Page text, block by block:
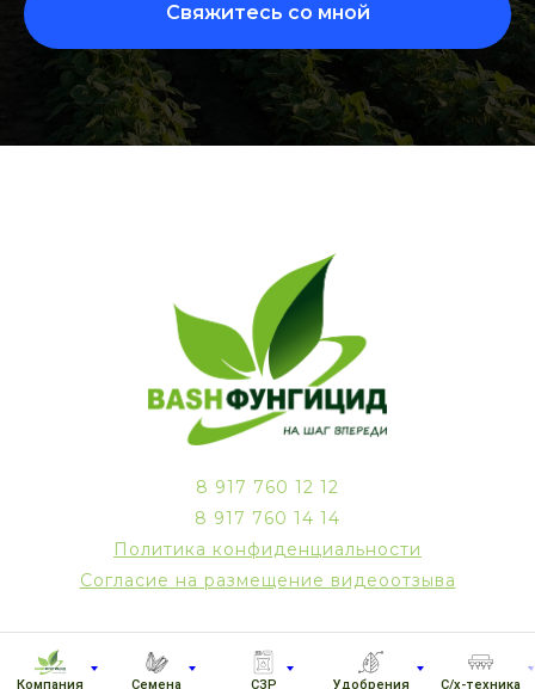
Компания Семена СЗР Удобрения С/х-техника
Свяжитесь со мной
8 917 760 12 12
8 917 760 14 14
Политика конфиденциальности
Согласие на размещение видеоотзыва